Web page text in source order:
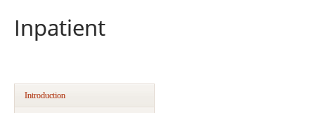
Inpatient
Introduction